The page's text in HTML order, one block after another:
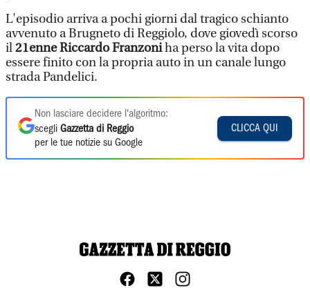
L'episodio arriva a pochi giorni dal tragico schianto
avvenuto a Brugneto di Reggiolo, dove giovedì scorso
il21enne Riccardo Franzoniha perso la vita dopo
essere finito con la propria auto in un canale lungo
strada Pandelici.
Non lasciare decidere l'algoritmo:
scegli Gazzetta di Reggio
per le tue notizie su Google
CLICCA QUI